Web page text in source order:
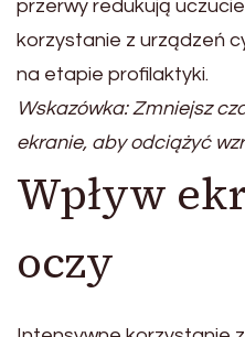
przerwy redukują
korzystanie z urządzeń
na etapie profilaktyki.
Wskazówka: Zmniejsz
ekranie, aby odciążyć
Wpływ
oczy